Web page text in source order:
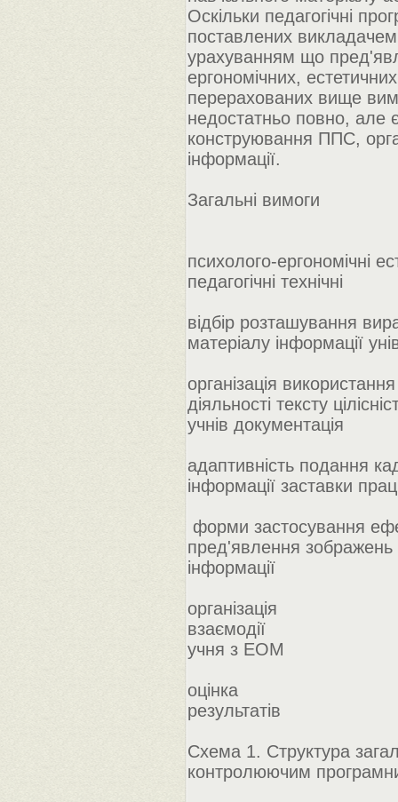
Оскільки педагогічні
поставлених
урахуванням що
ергономічних,
перерахованих вище
недостатньо повно, але
конструювання ППС,
інформації.
Загальні вимоги
психолого-ергономічні
педагогічні технічні
відбір розташування
матеріалу інформації
організація
діяльності тексту
учнів документація
адаптивність подання
інформації заставки
форми застосування
пред'явлення зображень
інформації
організація
взаємодії
учня з ЕОМ
оцінка
результатів
Схема 1. Структура
контролюючим